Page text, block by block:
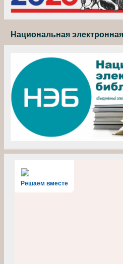
Национальная
Решаем вместе